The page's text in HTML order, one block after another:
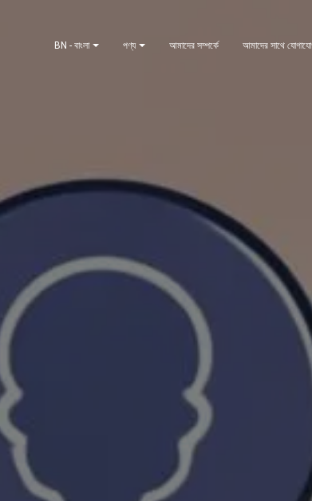
BN - বাংলা পণ্য আমাদের সম্পর্কে আমাদের সাথে